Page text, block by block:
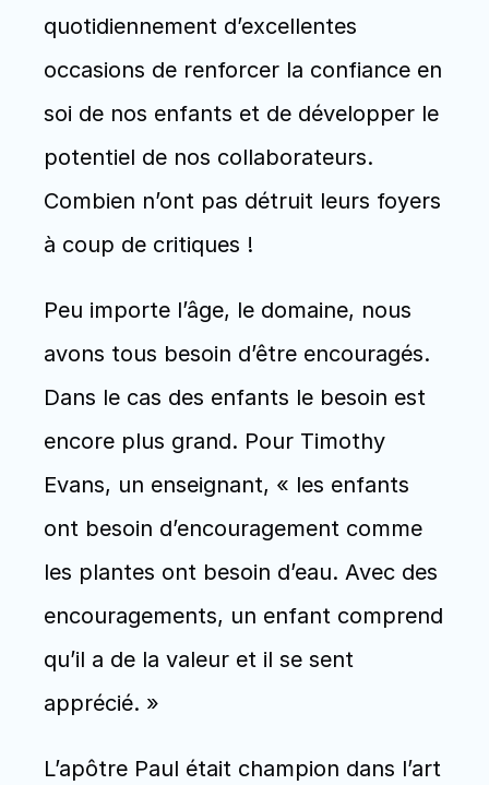
quotidiennement d’excellentes
occasions de renforcer la confiance en
soi de nos enfants et de développer le
potentiel de nos collaborateurs.
Combien n’ont pas détruit leurs foyers
à coup de critiques !
Peu importe l’âge, le domaine, nous
avons tous besoin d’être encouragés.
Dans le cas des enfants le besoin est
encore plus grand. Pour Timothy
Evans, un enseignant, « les enfants
ont besoin d’encouragement comme
les plantes ont besoin d’eau. Avec des
encouragements, un enfant comprend
qu’il a de la valeur et il se sent
apprécié. »
L’apôtre Paul était champion dans l’art